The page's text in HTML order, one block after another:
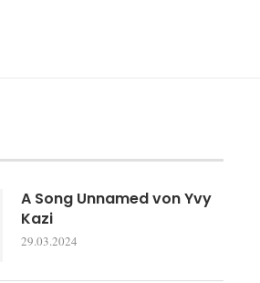
A Song Unnamed von Yvy
Kazi
29.03.2024